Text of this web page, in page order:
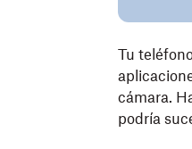
Tu
cámara.
podría